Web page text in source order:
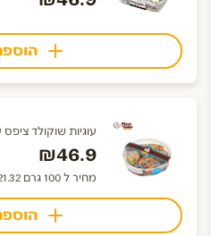
עוגיות שוקולד
₪46.9
מחיר ל 100 גרם ₪21.32